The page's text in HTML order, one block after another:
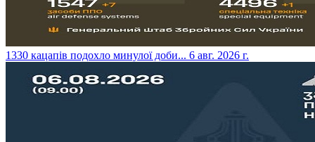
​1330 кацапів подохло минулої доби... 6 авг. 2026 г.